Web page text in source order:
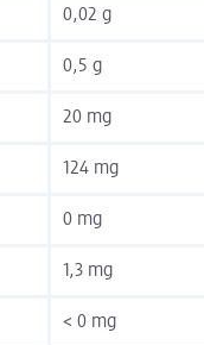
0,02 g
0,5 g
20 mg
124 mg
0 mg
1,3 mg
< 0 mg